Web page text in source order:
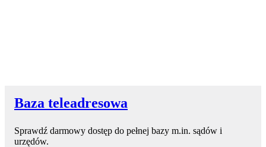
Baza teleadresowa
Sprawdź darmowy dostęp do pełnej bazy m.in. sądów i
urzędów.